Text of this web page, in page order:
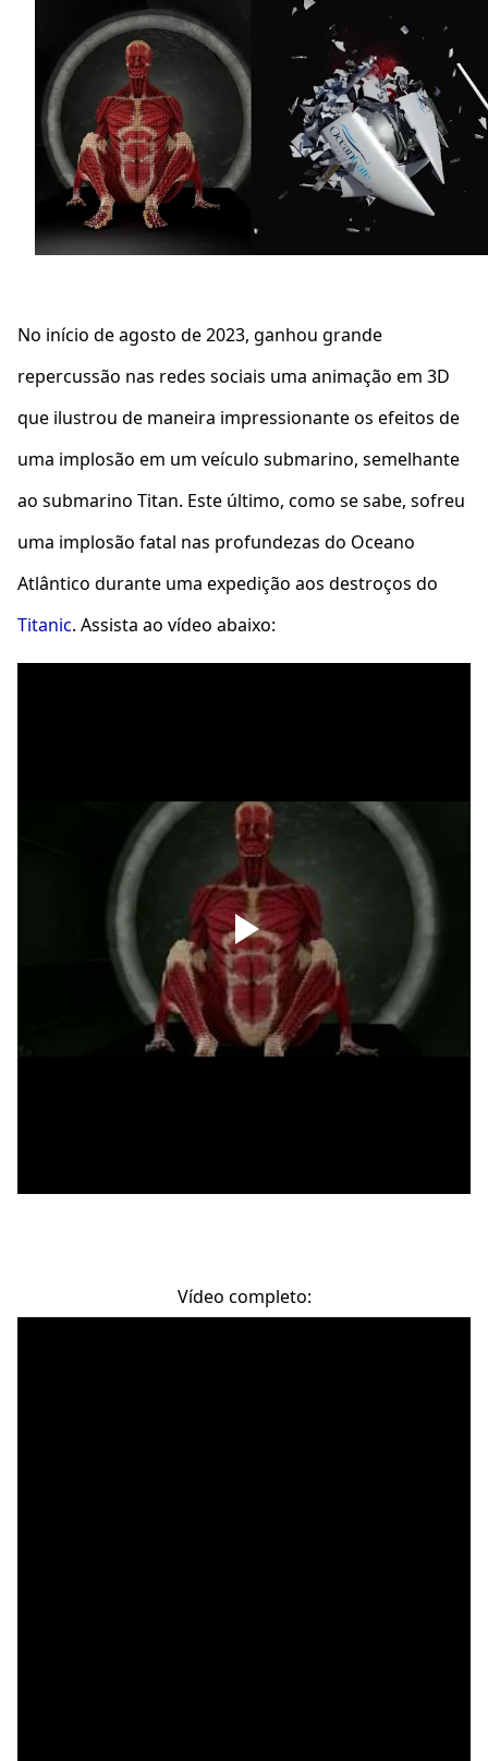
No início de agosto de 2023, ganhou grande
repercussão nas redes sociais uma animação em 3D
que ilustrou de maneira impressionante os efeitos de
uma implosão em um veículo submarino, semelhante
ao submarino Titan. Este último, como se sabe, sofreu
uma implosão fatal nas profundezas do Oceano
Atlântico durante uma expedição aos destroços do
Titanic. Assista ao vídeo abaixo:
Vídeo completo: